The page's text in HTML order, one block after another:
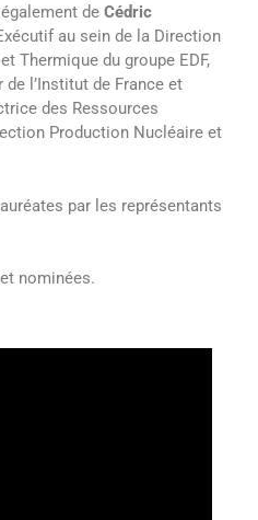
deCédric
au sein de la Direction
Thermique du groupe EDF,
de l’Institut de France et
des Ressources
Production Nucléaire et
par les représentants
nominées.